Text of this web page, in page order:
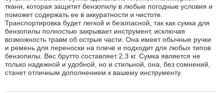
ткани, которая защитит бензопилу в любые погодные условия и
поможет содержать ее в аккуратности и чистоте.
Транспортировка будет легкой и безопасной, так как сумка для
бензопилы полностью закрывает инструмент, исключая
возможность травм об острые части. Она имеет обычные ручки
и ремень для переноски на плече и подходит для любых типов
бензопилы. Вес брутто составляет 2,3 кг. Сумка является не
только надежной и удобной, но и стильной, она, без сомнений,
станет отличным дополнением к вашему инструменту.